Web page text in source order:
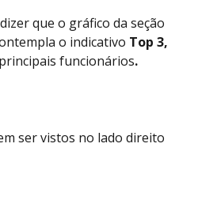
que o gráfico da seção
o indicativo Top 3,
funcionários.
ser vistos no lado direito